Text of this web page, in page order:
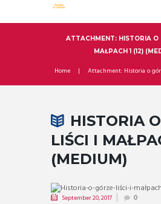
ATTACHMENT: HISTORIA O
MAŁPACH 1 (12)
Home Attachment: Historia o
HISTORIA
LIŚCI I
(MEDIUM)
September 20, 2017 0